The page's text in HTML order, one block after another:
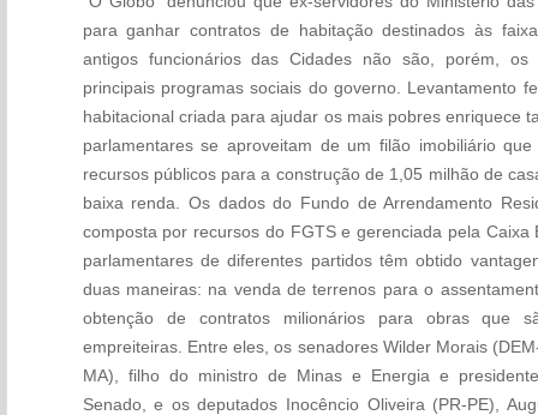
para ganhar contratos de habitação destinados às
antigos funcionários das Cidades não são, porém,
principais programas sociais do governo. Levantamento
habitacional criada para ajudar os mais pobres enriquece
parlamentares se aproveitam de um filão imobiliário
recursos públicos para a construção de 1,05 milhão de
baixa renda. Os dados do Fundo de Arrendamento
composta por recursos do FGTS e gerenciada pela
parlamentares de diferentes partidos têm obtido
duas maneiras: na venda de terrenos para o
obtenção de contratos milionários para obras que
empreiteiras. Entre eles, os senadores Wilder Morais
MA), filho do ministro de Minas e Energia e
Senado, e os deputados Inocêncio Oliveira (PR-PE),